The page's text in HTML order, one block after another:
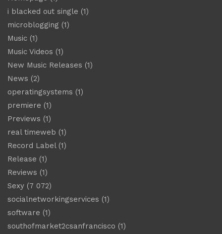
i blacked out single (1)
microblogging (1)
Music (1)
Music Videos (1)
New Music Releases (1)
News (2)
operatingsystems (1)
premiere (1)
Previews (1)
real timeweb (1)
Record Label (1)
Release (1)
Reviews (1)
Sexy (7 072)
socialnetworkingservices (1)
software (1)
southofmarket2csanfrancisco (1)